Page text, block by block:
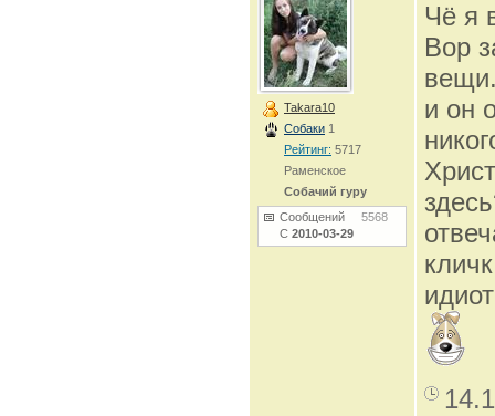
Takara10
Собаки 1
Рейтинг: 5717
Раменское
Собачий гуру
Сообщений 5568
С 2010-03-29
Чё я
Вор
и он